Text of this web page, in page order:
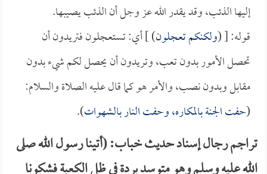
إليها الذئب، وقد يقدر الله عز وجل أن الذئب يصيبها.
قوله: [ (ولكنكم تعجلون) ] أي: تستعجلون فتريدون أن
تحصل الأمور بدون تعب، وتريدون أن يحصل لكم شيء بدون
مقابل وبدون نصب، والأمر هو كما قال عليه الصلاة والسلام:
(حفت الجنة بالمكاره، وحفت النار بالشهوات).
تراجم رجال إسناد حديث خباب: (أتينا رسول الله صلى